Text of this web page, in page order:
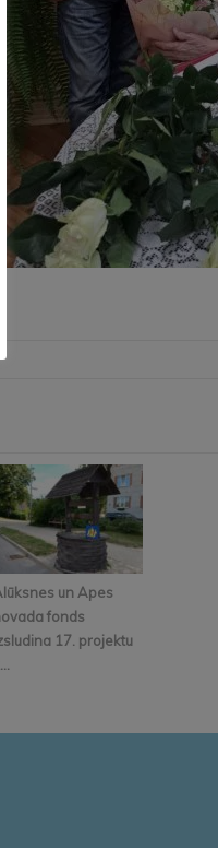
un Apes
fonds
17. projektu